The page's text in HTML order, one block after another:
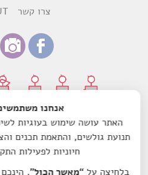
צרו קשר
עיצוב: רותם
עמותת מיקרוסינמה-סרט לשם
אנחנו
האתר עושה שימוש בעוגיות
תנועת גולשים, והתאמת תכנים
חיוניות לפעילות
בלחיצה על“מאשר הכול”,